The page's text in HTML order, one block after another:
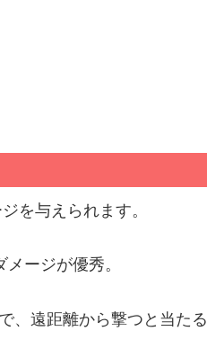
を与えられます。
ージが優秀。
、遠距離から撃つと当たる